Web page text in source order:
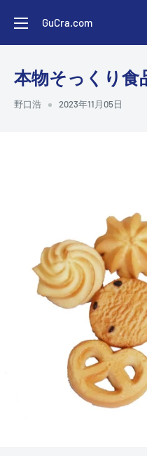
テ
GuCra.com
本物そっくり食
野口浩 2023年11月05日